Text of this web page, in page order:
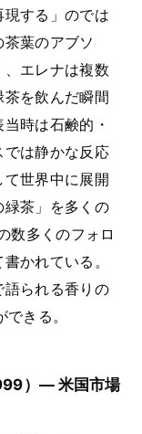
する」のでは
葉のアブソ
、エレナは複数
を飲んだ瞬間
時は石鹸的・
では静かな反応
世界中に展開
緑茶」を多くの
数多くのフォロ
かれている。
られる香りの
きる。
）— 米国市場